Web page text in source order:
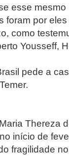
esse
foram por
como
Yousseff,
pede a
Thereza
início de
fragilidade